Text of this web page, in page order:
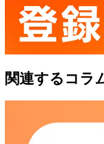
関連するコラ